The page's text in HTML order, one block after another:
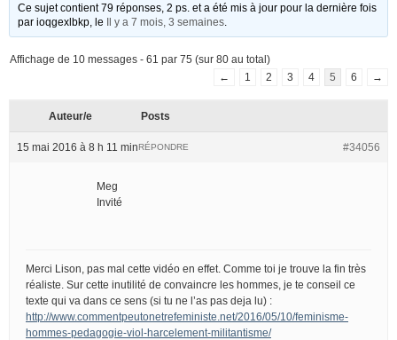
Ce sujet contient 79 réponses, 2 ps. et a été mis à jour pour la dernière fois
parioqgexlbkp , le Il y a 7 mois, 3 semaines
Affichage de 10 messages - 61 par 75 (sur 80 au total)
←
1 2 3 4 5 6 →
Auteur/e Posts
15 mai 2016 à 8 h 11 min #34056
RÉPONDRE
Meg
Invité
Merci Lison, pas mal cette vidéo en effet. Comme toi je trouve la fin très
réaliste. Sur cette inutilité de convaincre les hommes, je te conseil ce
texte qui va dans ce sens (si tu ne l’as pas deja lu) :
http://www.commentpeutonetrefeministe.net/2016/05/10/feminisme-
hommes-pedagogie-viol-harcelement-militantisme/